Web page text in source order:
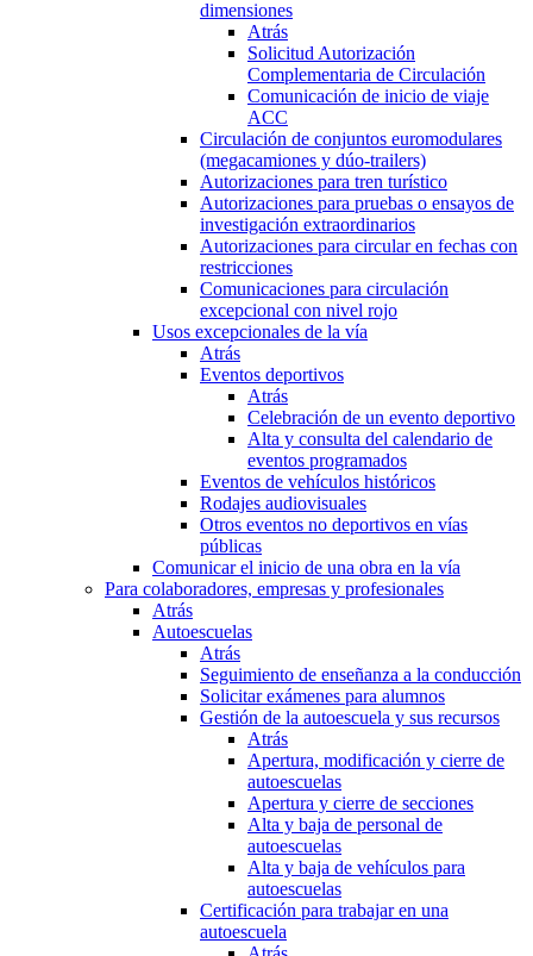
dimensiones
Atrás
Solicitud Autorización
Complementaria de Circulación
Comunicación de inicio de viaje
ACC
Circulación de conjuntos euromodulares
(megacamiones y dúo-trailers)
Autorizaciones para tren turístico
Autorizaciones para pruebas o ensayos de
investigación extraordinarios
Autorizaciones para circular en fechas con
restricciones
Comunicaciones para circulación
excepcional con nivel rojo
Usos excepcionales de la vía
Atrás
Eventos deportivos
Atrás
Celebración de un evento deportivo
Alta y consulta del calendario de
eventos programados
Eventos de vehículos históricos
Rodajes audiovisuales
Otros eventos no deportivos en vías
públicas
Comunicar el inicio de una obra en la vía
Para colaboradores, empresas y profesionales
Atrás
Autoescuelas
Atrás
Seguimiento de enseñanza a la conducción
Solicitar exámenes para alumnos
Gestión de la autoescuela y sus recursos
Atrás
Apertura, modificación y cierre de
autoescuelas
Apertura y cierre de secciones
Alta y baja de personal de
autoescuelas
Alta y baja de vehículos para
autoescuelas
Certificación para trabajar en una
autoescuela